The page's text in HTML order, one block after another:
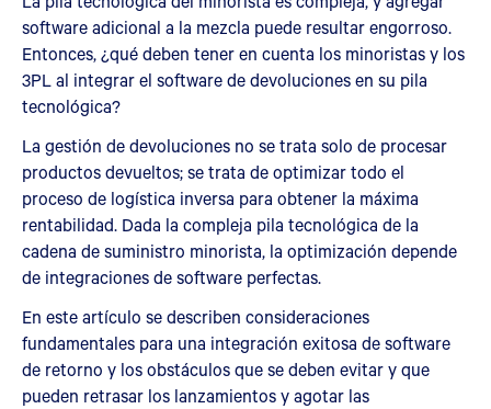
software adicional a la mezcla puede resultar engorroso.
Entonces, ¿qué deben tener en cuenta los minoristas y los
3PL al integrar el software de devoluciones en su pila
tecnológica?
La gestión de devoluciones no se trata solo de procesar
productos devueltos; se trata de optimizar todo el
proceso de logística inversa para obtener la máxima
rentabilidad. Dada la compleja pila tecnológica de la
cadena de suministro minorista, la optimización depende
de integraciones de software perfectas.
En este artículo se describen consideraciones
fundamentales para una integración exitosa de software
de retorno y los obstáculos que se deben evitar y que
pueden retrasar los lanzamientos y agotar las